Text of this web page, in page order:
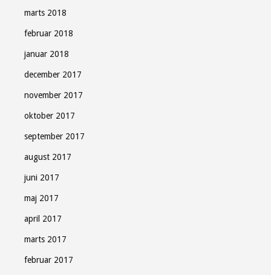
marts 2018
februar 2018
januar 2018
december 2017
november 2017
oktober 2017
september 2017
august 2017
juni 2017
maj 2017
april 2017
marts 2017
februar 2017